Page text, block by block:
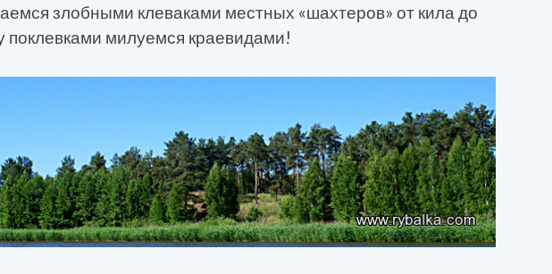
злобными клеваками местных «шахтеров» от кила до
поклевками милуемся краевидами!